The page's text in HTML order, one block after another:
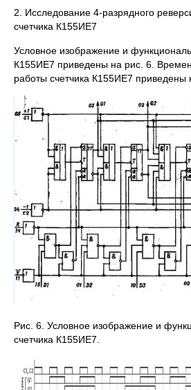
2. Исследование 4-разрядного
счетчика К155ИЕ7
Условное изображение и
К155ИЕ7 приведены на рис. 6.
работы счетчика К155ИЕ7 приведены
Рис. 6. Условное изображение и
счетчика К155ИЕ7.